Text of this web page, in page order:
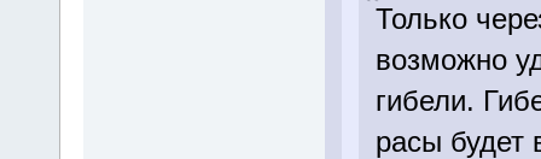
Только
возможно
гибели.
расы будет